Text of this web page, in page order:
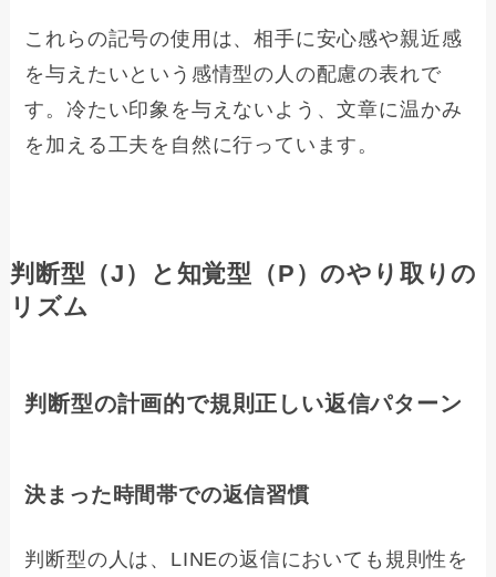
これらの記号の使用は、相手に安心感や親近感
を与えたいという感情型の人の配慮の表れで
す。冷たい印象を与えないよう、文章に温かみ
を加える工夫を自然に行っています。
判断型（J）と知覚型（P）のやり取りの
リズム
判断型の計画的で規則正しい返信パターン
決まった時間帯での返信習慣
判断型の人は、LINEの返信においても規則性を